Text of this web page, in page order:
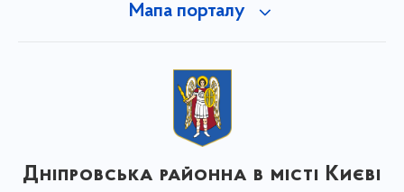
Мапа порталу
Дніпровська районна в місті Києві